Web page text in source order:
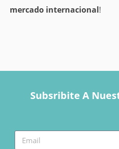
mercado internacional!
Subsribite A